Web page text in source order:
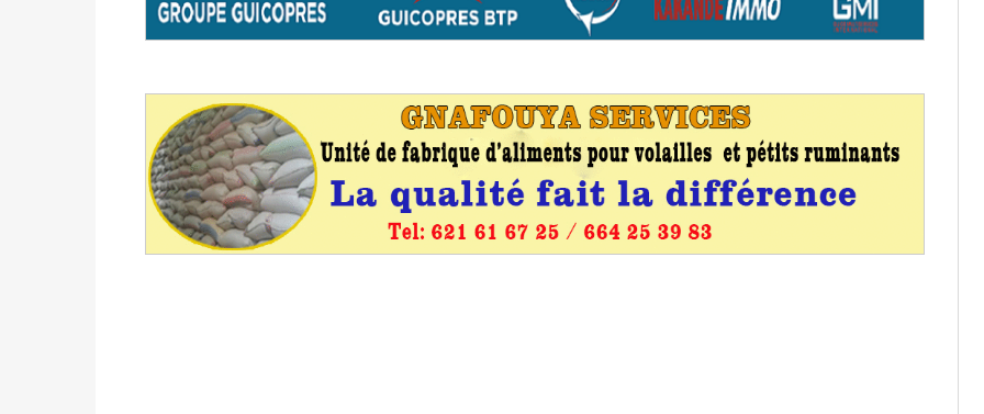
formation
des votes) avant le 16 mai à 16h
Politique-Double scrutin du 31 mai : retrait des cartes d’électeurs possible
du 16 au 31 mai 2026
Politique-Délégués de bureaux de vote : vos informations à transmettre